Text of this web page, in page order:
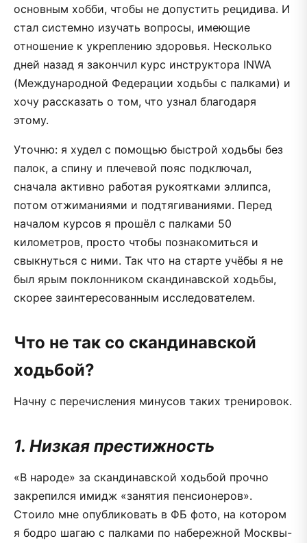
основным хобби, чтобы не допустить рецидива. И
стал системно изучать вопросы, имеющие
отношение к укреплению здоровья. Несколько
дней назад я закончил курс инструктора INWA
(Международной Федерации ходьбы с палками) и
хочу рассказать о том, что узнал благодаря
этому.
Уточню: я худел с помощью быстрой ходьбы без
палок, а спину и плечевой пояс подключал,
сначала активно работая рукоятками эллипса,
потом отжиманиями и подтягиваниями. Перед
началом курсов я прошёл с палками 50
километров, просто чтобы познакомиться и
свыкнуться с ними. Так что на старте учёбы я не
был ярым поклонником скандинавской ходьбы,
скорее заинтересованным исследователем.
Что не так со скандинавской
ходьбой?
Начну с перечисления минусов таких тренировок.
1. Низкая престижность
«В народе» за скандинавской ходьбой прочно
закрепился имидж «занятия пенсионеров».
Стоило мне опубликовать в ФБ фото, на котором
я бодро шагаю с палками по набережной Москвы-